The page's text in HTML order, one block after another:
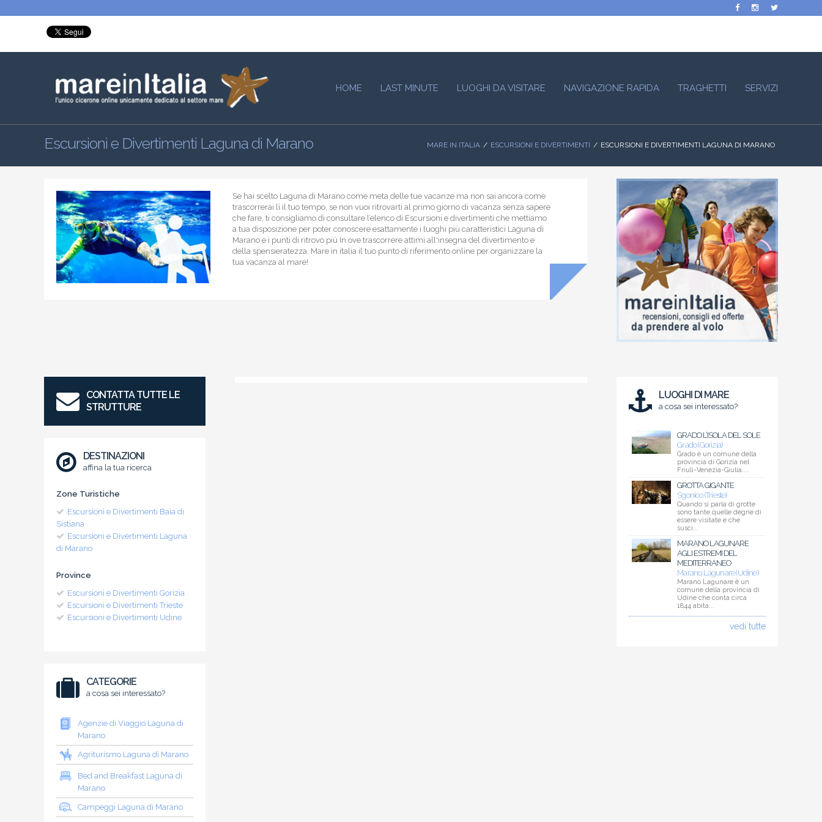
HOME LAST MINUTE LUOGHI DA VISITARE NAVIGAZIONE RAPIDA TRAGHETTI SERVIZI
Escursioni e Divertimenti Laguna di Marano MARE IN ITALIA ESCURSIONI E DIVERTIMENTI ESCURSIONI E DIVERTIMENTI LAGUNA DI MARANO
Se hai scelto Laguna di Marano come meta delle tue vacanze ma non sai ancora come
trascorrerai lì il tuo tempo, se non vuoi ritrovarti al primo giorno di vacanza senza sapere
che fare, ti consigliamo di consultare l’elenco di Escursioni e divertimenti che mettiamo
a tua disposizione per poter conoscere esattamente i luoghi più caratteristici Laguna di
Marano e i punti di ritrovo più In ove trascorrere attimi all'insegna del divertimento e
della spensieratezza. Mare in italia il tuo punto di riferimento online per organizzare la
tua vacanza al mare!
CONTATTA TUTTE LE
STRUTTURE
DESTINAZIONI
affina la tua ricerca
Zone Turistiche
Escursioni e Divertimenti Baia di
Sistiana
Escursioni e Divertimenti Laguna
di Marano
Province
Escursioni e Divertimenti Gorizia
Escursioni e Divertimenti Trieste
Escursioni e Divertimenti Udine
CATEGORIE
a cosa sei interessato?
Agenzie di Viaggio Laguna di
Marano
Agriturismo Laguna di Marano
Bed and Breakfast Laguna di
Marano
Campeggi Laguna di Marano
LUOGHI DI MARE
a cosa sei interessato?
GRADO L’ISOLA DEL SOLE
Grado (Gorizia)
Grado è un comune della
provincia di Gorizia nel
Friuli-Venezia-Giulia....
GROTTA GIGANTE
Sgonico (Trieste)
Quando si parla di grotte
sono tante quelle degne di
essere visitate e che
susci...
MARANO LAGUNARE
AGLI ESTREMI DEL
MEDITERRANEO
Marano Lagunare (Udine)
Marano Lagunare è un
comune della provincia di
Udine che conta circa
1844 abita...
vedi tutte